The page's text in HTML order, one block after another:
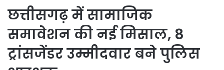
छत्तीसगढ़ में सामाजिक
समावेशन की नई मिसाल, 8
ट्रांसजेंडर उम्मीदवार बने पुलिस